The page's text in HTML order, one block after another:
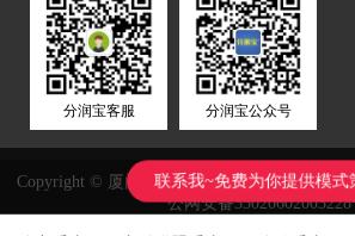
分润宝客服 分润宝公众号
Copyright © 厦门鸿鑫正网络科技有限公司闽
公网安备
联系我~免费为你提供模式